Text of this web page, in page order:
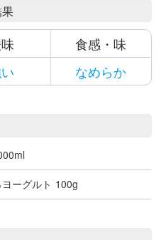
食感・味
なめらか
ーグルト 100g